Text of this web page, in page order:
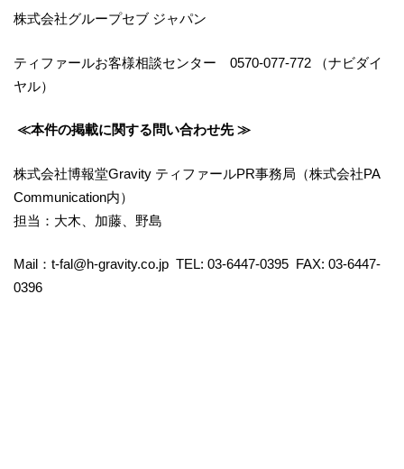
株式会社グループセブ ジャパン
ティファールお客様相談センター 0570-077-772 （ナビダイ
ヤル）
≪本件の掲載に関する問い合わせ先 ≫
株式会社博報堂Gravity ティファールPR事務局（株式会社PA
Communication内）
担当：大木、加藤、野島
Mail：t-fal@h-gravity.co.jp TEL: 03-6447-0395 FAX: 03-6447-
0396